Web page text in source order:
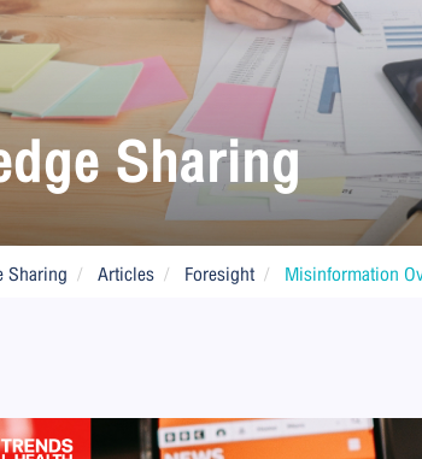
Sharing
Sharing Articles Foresight Misinformation